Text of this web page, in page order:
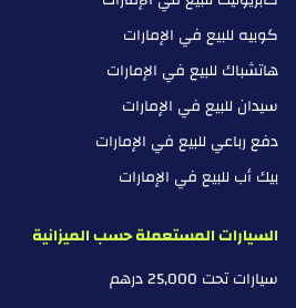
كوبيه للبيع في الإمارات
هاتشباك للبيع في الإمارات
سيدان للبيع في الإمارات
دفع رباعي للبيع في الإمارات
بيك أب للبيع في الإمارات
السيارات المستعملة حسب الميزانية
سيارات تحت 25,000 درهم